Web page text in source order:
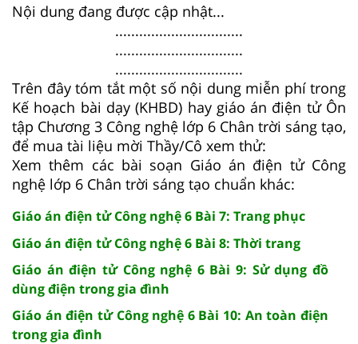
Nội dung đang được cập nhật...
................................
................................
................................
Trên đây tóm tắt một số nội dung miễn phí trong
Kế hoạch bài dạy (KHBD) hay giáo án điện tử Ôn
tập Chương 3 Công nghệ lớp 6 Chân trời sáng tạo,
để mua tài liệu mời Thầy/Cô xem thử:
Xem thêm các bài soạn Giáo án điện tử Công
nghệ lớp 6 Chân trời sáng tạo chuẩn khác:
Giáo án điện tử Công nghệ 6 Bài 7: Trang phục
Giáo án điện tử Công nghệ 6 Bài 8: Thời trang
Giáo án điện tử Công nghệ 6 Bài 9: Sử dụng đồ
dùng điện trong gia đình
Giáo án điện tử Công nghệ 6 Bài 10: An toàn điện
trong gia đình